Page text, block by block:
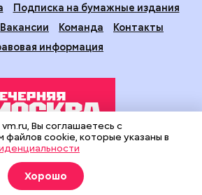
Подписка на бумажные издания
Вакансии Команда
Контакты
информация
финансовой поддержке Департамента
и рекламы города Москвы.
рекомендательные технологии
предоставления информации
Вы соглашаетесь с
файлов cookie, которые указаны в
Хорошо